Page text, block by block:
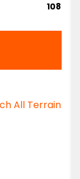
108
All Terrain